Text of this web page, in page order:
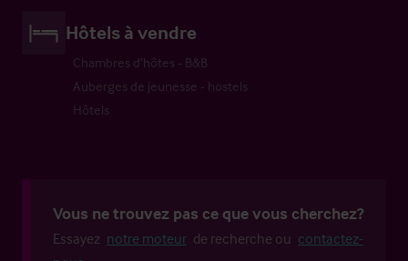
Hôtels à vendre
Chambres d’hôtes - B&B
Auberges de jeunesse - hostels
Hôtels
Vous ne trouvez pas ce que vous cherchez?
Essayez notre moteur de recherche ou contactez-